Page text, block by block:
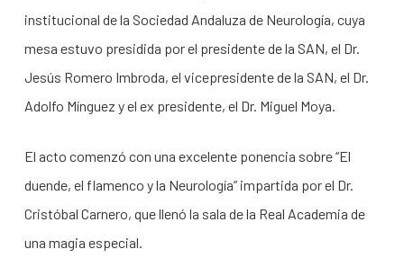
institucional de la Sociedad Andaluza de Neurología, cuya
mesa estuvo presidida por el presidente de la SAN, el Dr.
Jesús Romero Imbroda, el vicepresidente de la SAN, el Dr.
Adolfo Mínguez y el ex presidente, el Dr. Miguel Moya.
El acto comenzó con una excelente ponencia sobre “El
duende, el flamenco y la Neurología” impartida por el Dr.
Cristóbal Carnero, que llenó la sala de la Real Academia de
una magia especial.